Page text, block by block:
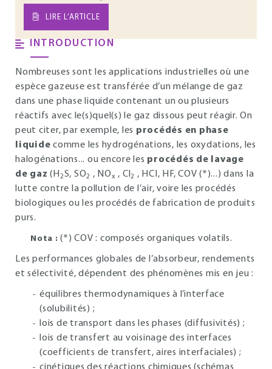
LIRE L’ARTICLE
INTRODUCTION
Nombreuses sont les applications industrielles où une
espèce gazeuse est transférée d’un mélange de gaz
dans une phase liquide contenant un ou plusieurs
réactifs avec le(s)quel(s) le gaz dissous peut réagir. On
peut citer, par exemple, les procédés en phase
liquide comme les hydrogénations, les oxydations, les
halogénations... ou encore les procédés de lavage
de gaz (H 2S, SO2 , NOx , Cl2 , HCI, HF, COV (*)...) dans la
lutte contre la pollution de l’air, voire les procédés
biologiques ou les procédés de fabrication de produits
purs.
Nota : (*) COV : composés organiques volatils.
Les performances globales de l’absorbeur, rendements
et sélectivité, dépendent des phénomènes mis en jeu :
équilibres thermodynamiques à l’interface
(solubilités) ;
lois de transport dans les phases (diffusivités) ;
lois de transfert au voisinage des interfaces
(coefficients de transfert, aires interfaciales) ;